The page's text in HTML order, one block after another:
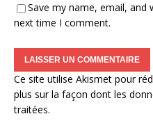
Save my name, email,
next time I comment.
Ce site utilise Akismet pour
plus sur la façon dont les
traitées.